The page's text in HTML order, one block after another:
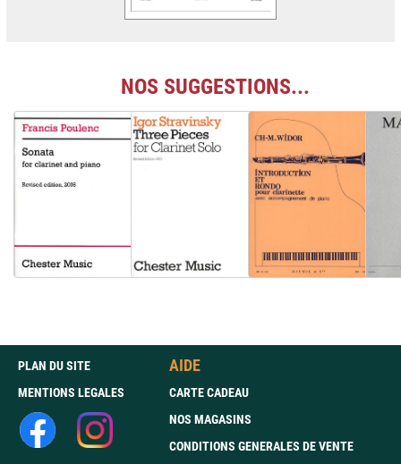
NOS SUGGESTIONS...
PLAN DU SITE
MENTIONS LEGALES
AIDE
CARTE CADEAU
NOS MAGASINS
CONDITIONS GENERALES DE VENTE